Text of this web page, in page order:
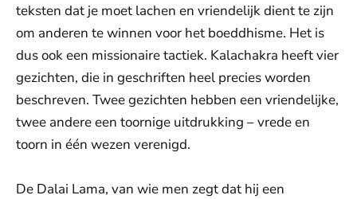
teksten dat je moet lachen en vriendelijk dient te zijn
om anderen te winnen voor het boeddhisme. Het is
dus ook een missionaire tactiek. Kalachakra heeft vier
gezichten, die in geschriften heel precies worden
beschreven. Twee gezichten hebben een vriendelijke,
twee andere een toornige uitdrukking – vrede en
toorn in één wezen verenigd.
De Dalai Lama, van wie men zegt dat hij een